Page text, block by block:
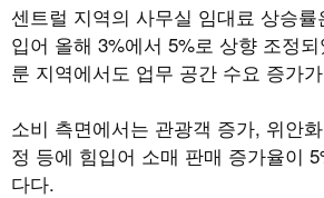
센트럴 지역의 사무실 임대료 상승
입어 올해 3%에서 5%로 상향 조정
룬 지역에서도 업무 공간 수요 증가
소비 측면에서는 관광객 증가, 위안
정 등에 힘입어 소매 판매 증가율이
다다.